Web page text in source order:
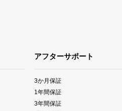
アフターサポート
3か月保証
1年間保証
3年間保証